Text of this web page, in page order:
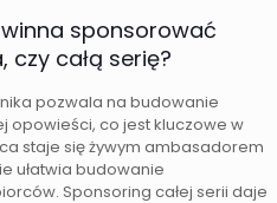
sponsorować
czy całą serię?
pozwala na budowanie
opowieści, co jest kluczowe w
staje się żywym ambasadorem
ułatwia budowanie
Sponsoring całej serii daje